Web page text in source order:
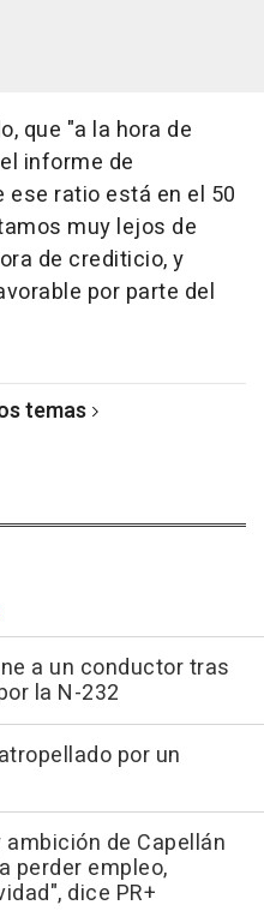
que "a la hora de
informe de
ratio está en el 50
muy lejos de
de crediticio, y
por parte del
temas
a un conductor tras
la N-232
por un
de Capellán
perder empleo,
dice PR+